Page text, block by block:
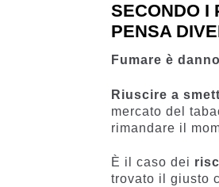
SECONDO I
PENSA
Fumare è
Riuscire a
mercato del
rimandare il
È il caso dei
trovato il giusto